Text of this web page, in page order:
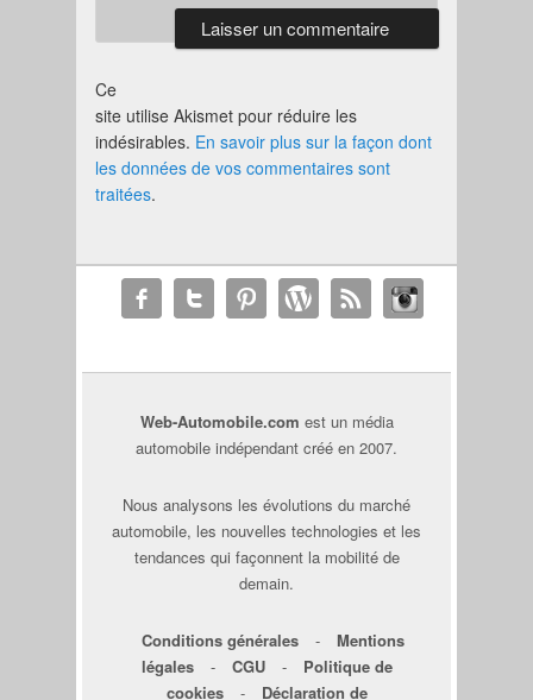
Ce
site utilise Akismet pour réduire les
indésirables. En savoir plus sur la façon dont
les données de vos commentaires sont
traitées.
Web-Automobile.com est un média
automobile indépendant créé en 2007.
Nous analysons les évolutions du marché
automobile, les nouvelles technologies et les
tendances qui façonnent la mobilité de
demain.
Conditions générales -
Mentions
légales
- CGU -
Politique de
cookies
- Déclaration de